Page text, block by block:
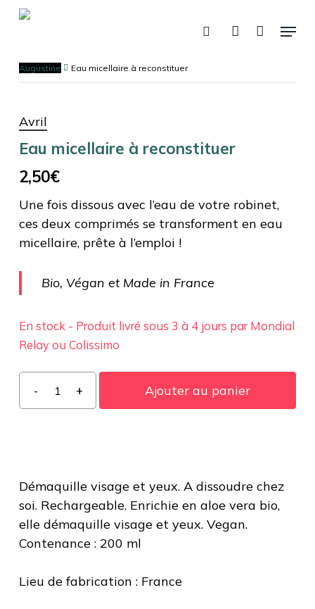
Skip
content
rechercheaccountMenu
Fermer
Augustine Eau micellaire à reconstituer
Avril
Eau micellaire à reconstituer
2,50€
Une fois dissous avec l’eau de votre robinet,
ces deux comprimés se transforment en eau
micellaire, prête à l’emploi !
Bio, Végan et Made in France
En stock - Produit livré sous 3 à 4 jours par Mondial
Relay ou Colissimo
Ajouter au panier
Démaquille visage et yeux. A dissoudre chez
soi. Rechargeable. Enrichie en aloe vera bio,
elle démaquille visage et yeux. Vegan.
Contenance : 200 ml
Lieu de fabrication : France